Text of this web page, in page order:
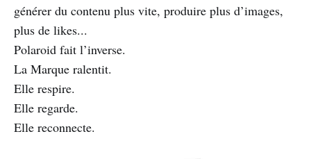
générer du contenu plus vite, produire plus d’images,
plus de likes...
Polaroid fait l’inverse.
La Marque ralentit.
Elle respire.
Elle regarde.
Elle reconnecte.